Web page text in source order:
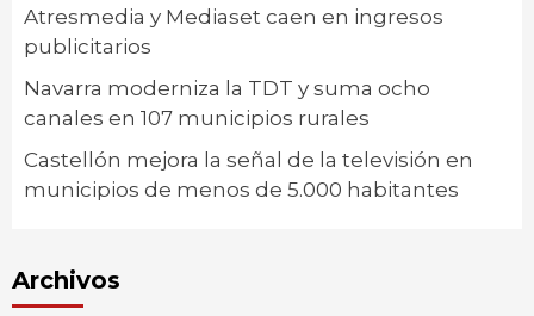
Atresmedia y Mediaset caen en ingresos
publicitarios
Navarra moderniza la TDT y suma ocho
canales en 107 municipios rurales
Castellón mejora la señal de la televisión en
municipios de menos de 5.000 habitantes
Archivos